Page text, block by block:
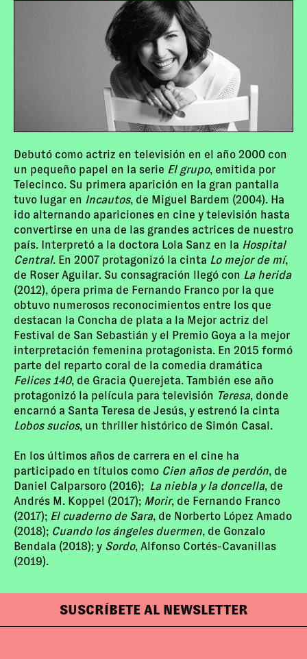
Debutó como actriz en televisión en el año 2000 con
un pequeño papel en la serie El grupo, emitida por
Telecinco. Su primera aparición en la gran pantalla
tuvo lugar en Incautos, de Miguel Bardem (2004). Ha
ido alternando apariciones en cine y televisión hasta
convertirse en una de las grandes actrices de nuestro
país. Interpretó a la doctora Lola Sanz en la Hospital
Central. En 2007 protagonizó la cinta Lo mejor de mí,
de Roser Aguilar. Su consagración llegó con La herida
(2012), ópera prima de Fernando Franco por la que
obtuvo numerosos reconocimientos entre los que
destacan la Concha de plata a la Mejor actriz del
Festival de San Sebastián y el Premio Goya a la mejor
interpretación femenina protagonista. En 2015 formó
parte del reparto coral de la comedia dramática
Felices 140, de Gracia Querejeta. También ese año
protagonizó la película para televisión Teresa, donde
encarnó a Santa Teresa de Jesús, y estrenó la cinta
Lobos sucios, un thriller histórico de Simón Casal.
En los últimos años de carrera en el cine ha
participado en títulos como Cien años de perdón, de
Daniel Calparsoro (2016); La niebla y la doncella, de
Andrés M. Koppel (2017); Morir, de Fernando Franco
(2017); El cuaderno de Sara, de Norberto López Amado
(2018); Cuando los ángeles duermen, de Gonzalo
Bendala (2018); y Sordo, Alfonso Cortés-Cavanillas
(2019).
SUSCRÍBETE AL NEWSLETTER